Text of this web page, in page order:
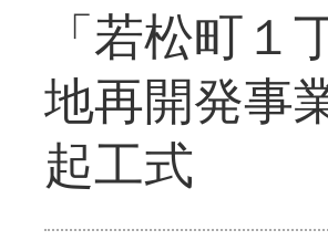
「若松町
地再開発事
起工式